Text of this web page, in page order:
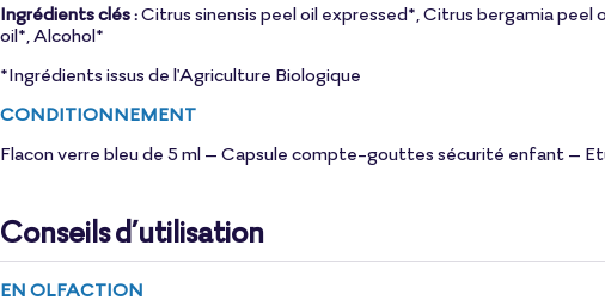
Ingrédients clés :Citrus sinensis peel oil expressed*, Citrus bergamia
oil*, Alcohol*
*Ingrédients issus de l'Agriculture Biologique
CONDITIONNEMENT
Flacon verre bleu de 5 ml – Capsule compte-gouttes sécurité enfant –
Conseils d’utilisation
EN OLFACTION